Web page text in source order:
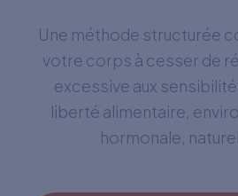
Une méthode structurée
votre corps à cesser de
excessive aux
liberté alimentaire,
hormonale,